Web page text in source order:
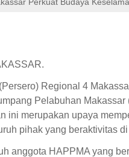
Regional 4
Pelabuhan
ini merupakan upaya
pihak yang beraktivitas
anggota HAPPMA yang